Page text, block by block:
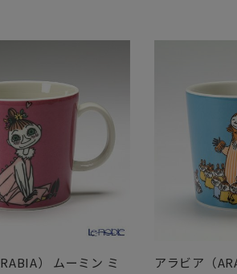
） ムーミン ミ
アラビア（